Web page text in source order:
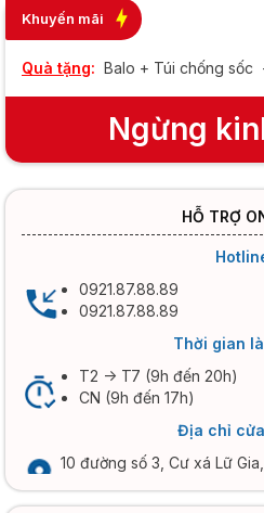
Khuyến mãi
Quà tặng: Balo + Túi chống sốc
Ngừng
HỖ TRỢ
0921.87.88.89
0921.87.88.89
Thời gian
T2 -> T7 (9h đến 20h)
CN (9h đến 17h)
Địa chỉ
10 đường số 3, Cư xá Lữ